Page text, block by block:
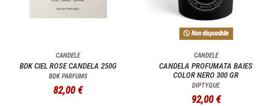
CANDELE
BDK CIEL ROSE CANDELA 250G
BDK PARFUMS
82,00 €
Non disponibile
CANDELE
CANDELA PROFUMATA BAIES
COLOR NERO 300 GR
DIPTYQUE
92,00 €